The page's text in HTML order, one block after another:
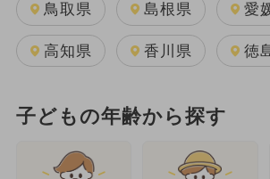
鳥取県 島根県 愛
高知県 香川県 徳
子どもの年齢から探す